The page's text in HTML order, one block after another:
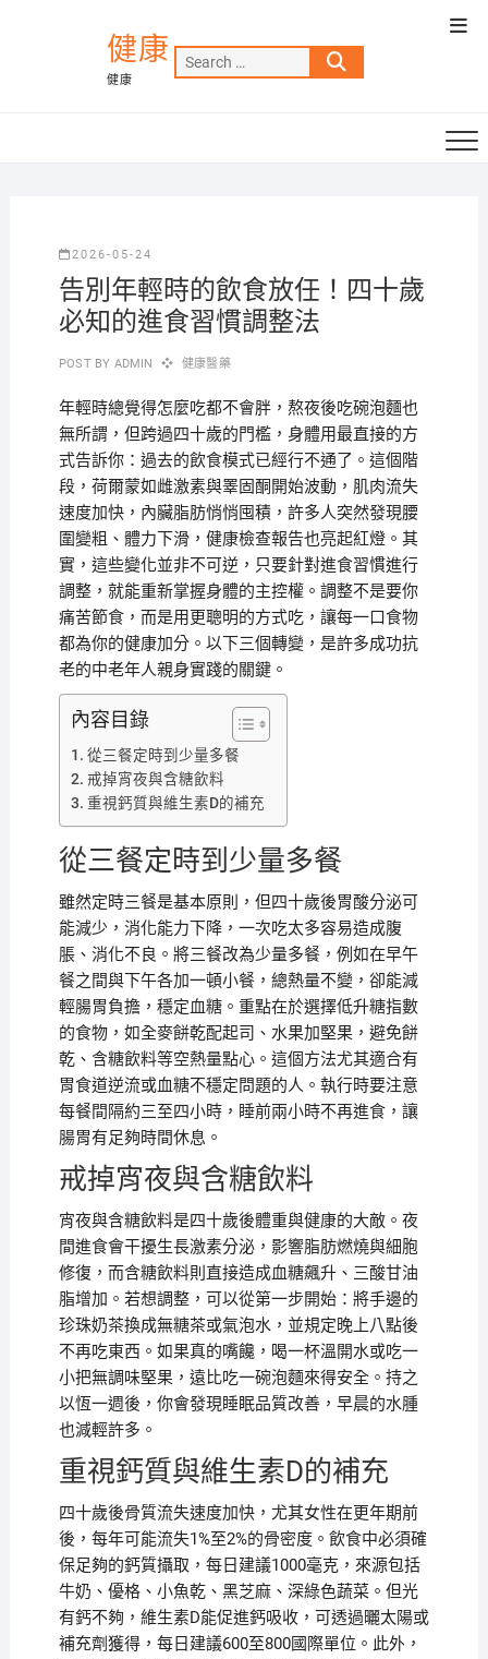
健康
健康
Search
…
2026-05-24
告別年輕時的飲食放任！四十歲
必知的進食習慣調整法
POST BY ADMIN 健康醫藥
年輕時總覺得怎麼吃都不會胖，熬夜後吃碗泡麵也
無所謂，但跨過四十歲的門檻，身體用最直接的方
式告訴你：過去的飲食模式已經行不通了。這個階
段，荷爾蒙如雌激素與睪固酮開始波動，肌肉流失
速度加快，內臟脂肪悄悄囤積，許多人突然發現腰
圍變粗、體力下滑，健康檢查報告也亮起紅燈。其
實，這些變化並非不可逆，只要針對進食習慣進行
調整，就能重新掌握身體的主控權。調整不是要你
痛苦節食，而是用更聰明的方式吃，讓每一口食物
都為你的健康加分。以下三個轉變，是許多成功抗
老的中老年人親身實踐的關鍵。
內容目錄
從三餐定時到少量多餐
戒掉宵夜與含糖飲料
重視鈣質與維生素D的補充
從三餐定時到少量多餐
雖然定時三餐是基本原則，但四十歲後胃酸分泌可
能減少，消化能力下降，一次吃太多容易造成腹
脹、消化不良。將三餐改為少量多餐，例如在早午
餐之間與下午各加一頓小餐，總熱量不變，卻能減
輕腸胃負擔，穩定血糖。重點在於選擇低升糖指數
的食物，如全麥餅乾配起司、水果加堅果，避免餅
乾、含糖飲料等空熱量點心。這個方法尤其適合有
胃食道逆流或血糖不穩定問題的人。執行時要注意
每餐間隔約三至四小時，睡前兩小時不再進食，讓
腸胃有足夠時間休息。
戒掉宵夜與含糖飲料
宵夜與含糖飲料是四十歲後體重與健康的大敵。夜
間進食會干擾生長激素分泌，影響脂肪燃燒與細胞
修復，而含糖飲料則直接造成血糖飆升、三酸甘油
脂增加。若想調整，可以從第一步開始：將手邊的
珍珠奶茶換成無糖茶或氣泡水，並規定晚上八點後
不再吃東西。如果真的嘴饞，喝一杯溫開水或吃一
小把無調味堅果，遠比吃一碗泡麵來得安全。持之
以恆一週後，你會發現睡眠品質改善，早晨的水腫
也減輕許多。
重視鈣質與維生素D的補充
四十歲後骨質流失速度加快，尤其女性在更年期前
後，每年可能流失1%至2%的骨密度。飲食中必須確
保足夠的鈣質攝取，每日建議1000毫克，來源包括
牛奶、優格、小魚乾、黑芝麻、深綠色蔬菜。但光
有鈣不夠，維生素D能促進鈣吸收，可透過曬太陽或
補充劑獲得，每日建議600至800國際單位。此外，